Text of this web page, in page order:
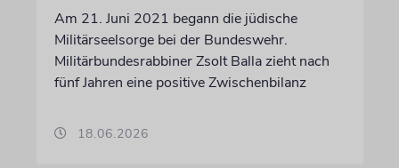
Am 21. Juni 2021 begann die jüdische
Militärseelsorge bei der Bundeswehr.
Militärbundesrabbiner Zsolt Balla zieht nach
fünf Jahren eine positive Zwischenbilanz
18.06.2026